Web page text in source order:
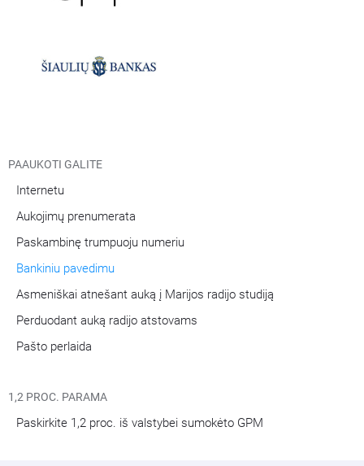
PAAUKOTI GALITE
Internetu
Aukojimų prenumerata
Paskambinę trumpuoju numeriu
Bankiniu pavedimu
Asmeniškai atnešant auką į Marijos radijo studiją
Perduodant auką radijo atstovams
Pašto perlaida
1,2 PROC. PARAMA
Paskirkite 1,2 proc. iš valstybei sumokėto GPM